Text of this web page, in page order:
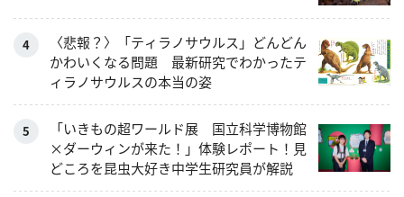
〈悲報？〉「ティラノサウルス」どんどん
かわいくなる問題 最新研究でわかったテ
ィラノサウルスの本当の姿
「いきもの超ワールド展 国立科学博物館
×ダーウィンが来た！」体験レポート！見
どころを昆虫大好き中学生研究員が解説